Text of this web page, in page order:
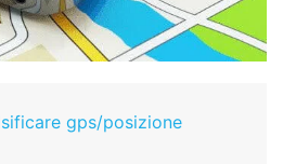
gps/posizione